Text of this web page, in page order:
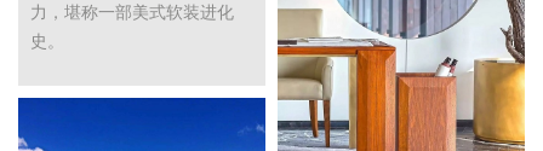
力，堪称一部美式软装进化
史。